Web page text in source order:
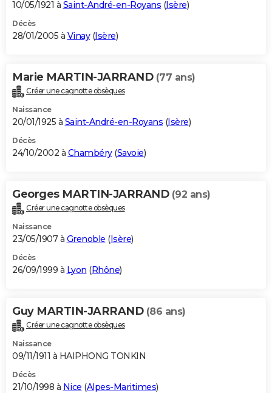
10/05/1921 à Saint-André-en-Royans (Isère)
Décès
28/01/2005 à Vinay(Isère)
Marie MARTIN-JARRAND (77 ans)
Créer une cagnotte obsèques
Naissance
20/01/1925 à Saint-André-en-Royans (Isère)
Décès
24/10/2002 à Chambéry(Savoie)
Georges MARTIN-JARRAND (92 ans)
Créer une cagnotte obsèques
Naissance
23/05/1907 à Grenoble (Isère)
Décès
26/09/1999 à Lyon (Rhône)
Guy MARTIN-JARRAND (86 ans)
Créer une cagnotte obsèques
Naissance
09/11/1911 à HAIPHONG TONKIN
Décès
21/10/1998 à Nice (Alpes-Maritimes)